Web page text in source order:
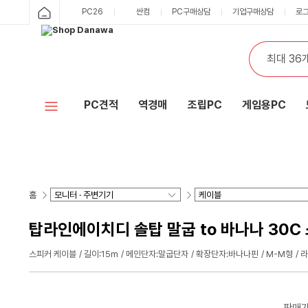
PC26 싼컴 PC구매상담 기업구매상담 로
PC견적 역경매 조립PC 게임용PC
홈
탑라인에이치디 솔탑 말굽 to 바나나
스피커 케이블 길이:15m 메인단자:말굽단자 확장단자:바나나핀 M-M형